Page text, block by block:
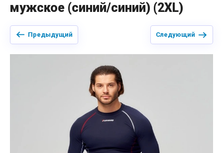
мужское (синий/синий) (2XL)
Предыдущий Следующий